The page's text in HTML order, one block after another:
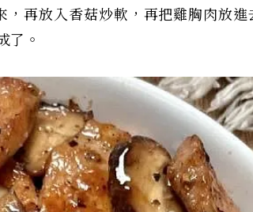
再放入香菇炒軟，再把雞胸肉放進
了。